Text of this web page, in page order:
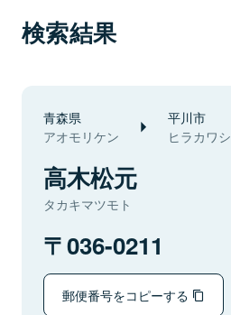
検索結果
青森県
アオモリケン
平川市
ヒラカワシ
高木松元
タカキマツモト
036-0211
郵便番号をコピーする